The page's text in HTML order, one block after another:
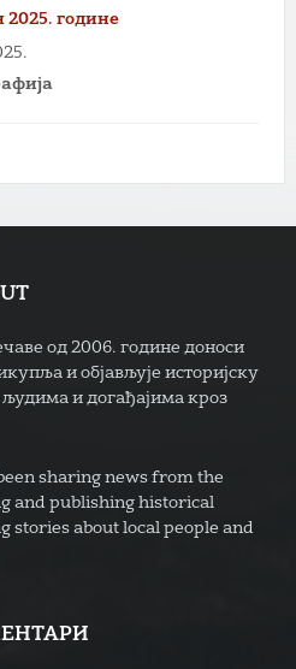
године
од 2006. године доноси
и објављује историјску
и догађајима кроз
sharing news from the
and publishing historical
stories about local people and